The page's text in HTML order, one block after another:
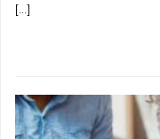
[…]